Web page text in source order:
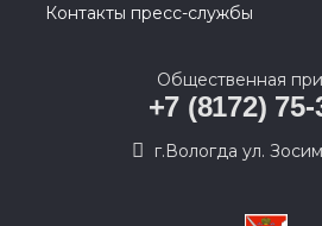
Контакты пресс-службы
Общественная
+7 (8172) 75-
г.Вологда ул.